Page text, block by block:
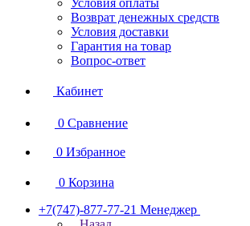
Условия оплаты
Возврат денежных средств
Условия доставки
Гарантия на товар
Вопрос-ответ
Кабинет
0 Сравнение
0 Избранное
0 Корзина
+7(747)-877-77-21 Менеджер